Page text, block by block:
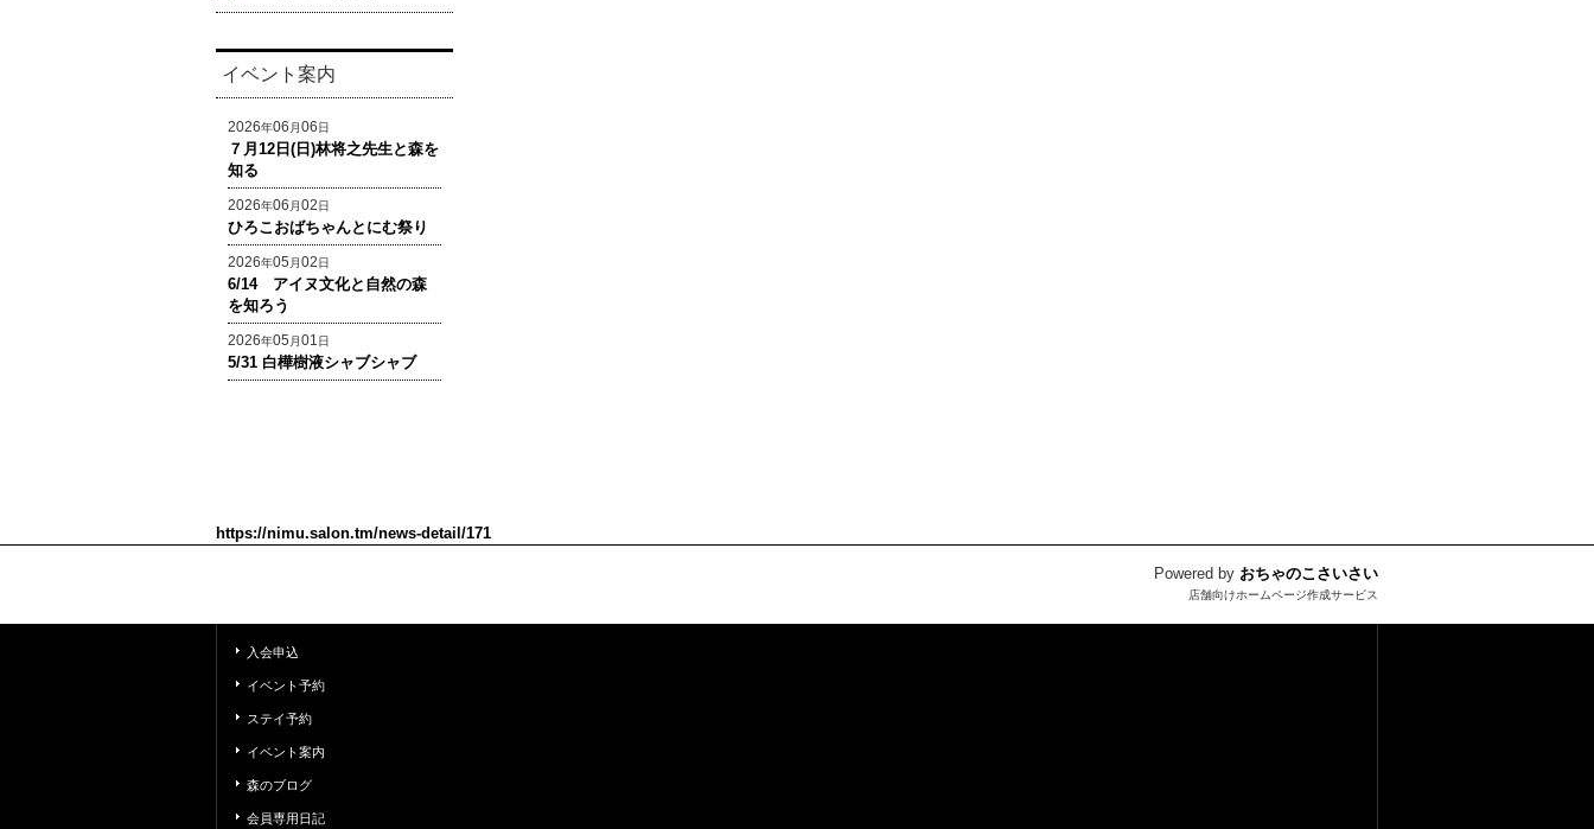
イベント案内
2026年06 月06日
７月12日(日)林将之先生と森を
知る
2026年06 月02日
ひろこおばちゃんとにむ祭り
2026年05 月02日
6/14 アイヌ文化と自然の森
を知ろう
2026年05 月01日
5/31 白樺樹液シャブシャブ
https://nimu.salon.tm/news-detail/171
Powered by おちゃのこさいさい
店舗向けホームページ作成サービス
入会申込
イベント予約
ステイ予約
イベント案内
森のブログ
会員専用日記